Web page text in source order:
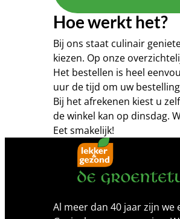
Hoe werkt het?
Bij ons staat culinair
kiezen. Op onze
Het bestellen is heel
uur de tijd om uw
Bij het afrekenen kiest u
de winkel kan op dinsdag.
Eet smakelijk!
Al meer dan 40 jaar zijn we